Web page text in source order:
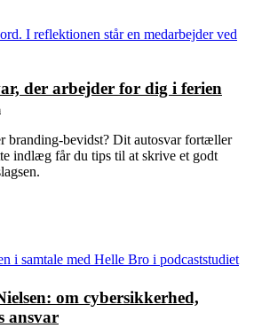
der arbejder for dig i ferien
branding-bevidst? Dit autosvar fortæller
indlæg får du tips til at skrive et godt
om cybersikkerhed,
ansvar